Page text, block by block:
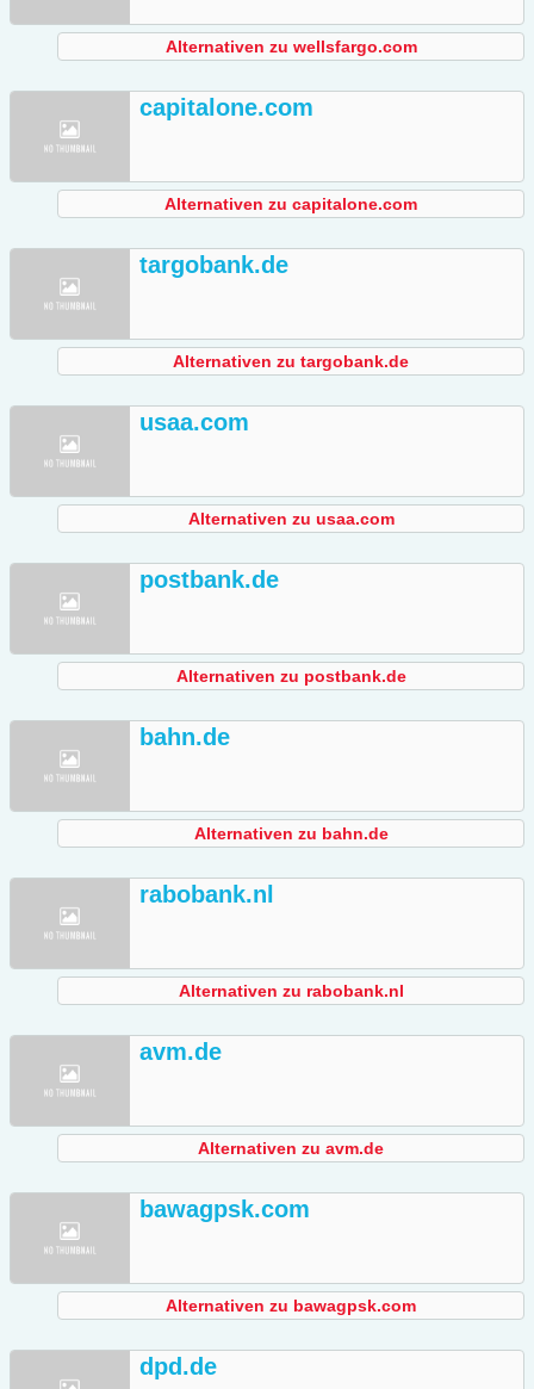
Alternativen zu wellsfargo.com
capitalone.com
Alternativen zu capitalone.com
targobank.de
Alternativen zu targobank.de
usaa.com
Alternativen zu usaa.com
postbank.de
Alternativen zu postbank.de
bahn.de
Alternativen zu bahn.de
rabobank.nl
Alternativen zu rabobank.nl
avm.de
Alternativen zu avm.de
bawagpsk.com
Alternativen zu bawagpsk.com
dpd.de